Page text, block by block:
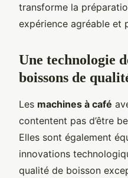
transforme la
expérience agréable et
Une technologie
boissons de
Les machines à café
contentent pas d’être
Elles sont également
innovations
qualité de boisson